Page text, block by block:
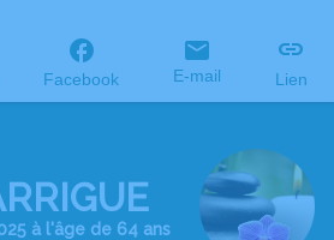
Facebook E-mail Lien
à l'âge de 64 ans